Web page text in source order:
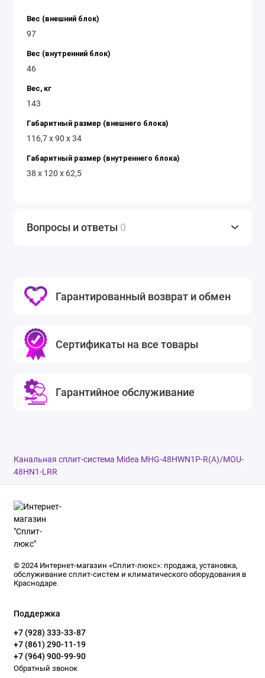
Вес (внешний блок)
97
Вес (внутренний блок)
46
Вес, кг
143
Габаритный размер (внешнего блока)
116,7 x 90 x 34
Габаритный размер (внутреннего блока)
38 x 120 x 62,5
Вопросы и ответы 0
Гарантированный возврат и обмен
Сертификаты на все товары
Гарантийное обслуживание
Канальная сплит-система Midea MHG-48HWN1P-R(A)/MOU-
48HN1-LRR
© 2024 Интернет-магазин «Сплит-люкс»: продажа, установка,
обслуживание сплит-систем и климатического оборудования в
Краснодаре.
Поддержка
+7 (928) 333-33-87
+7 (861) 290-11-19
+7 (964) 900-99-90
Обратный звонок